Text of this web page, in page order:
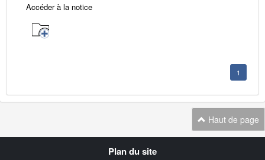
Accéder à la notice
1
Haut de page
Plan du site